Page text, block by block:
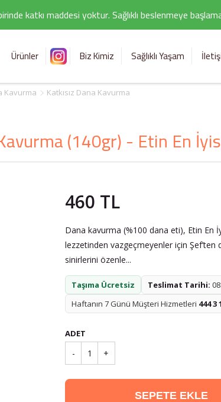
katkı maddesi yoktur. Sağlıklı beslenmeye
Ürünler Biz Kimiz Sağlıklı Yaşam
Kavurma Katkısız Dana Kavurma
(140gr) - Etin En
460 TL
Dana kavurma (%100 dana eti), Etin En
lezzetinden vazgeçmeyenler için Şef’ten
sinirlerini özenle...
Taşıma Ücretsiz Teslimat Tarihi:
Haftanın 7 Günü Müşteri Hizmetleri 444 3
ADET
- 1 +
SEPETE EKLE